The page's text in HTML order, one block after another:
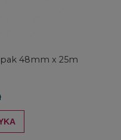
48mm x 25m